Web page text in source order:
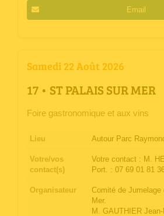
Email
Samedi 22 Août 2026
­17 • ST PALAIS SUR MER
Foire gastronomique et aux vins
Lieu Autour Parc
Votre/vos
contact(s)
Votre contact : M.
Port. : 07 69 01 81
Organisateur
Comité de
Mer.
M. GAUTHIER